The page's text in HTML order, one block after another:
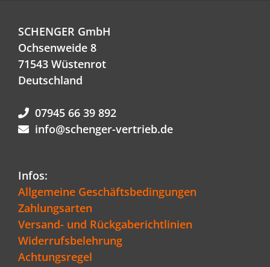
SCHENGER GmbH
Ochsenweide 8
71543 Wüstenrot
Deutschland
07945 66 39 892
info@schenger-vertrieb.de
Infos:
Allgemeine Geschäftsbedingungen
Zahlungsarten
Versand- und Rückgaberichtlinien
Widerrufsbelehrung
Achtungsregel